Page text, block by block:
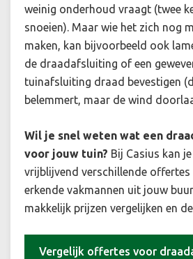
weinig onderhoud vraagt (twee
snoeien). Maar wie het zich nog
maken, kan bijvoorbeeld ook
de draadafsluiting of een
tuinafsluiting draad bevestigen
belemmert, maar de wind
Wil je snel weten wat een
voor jouw tuin? Bij Casius kan
vrijblijvend verschillende offertes
erkende vakmannen uit jouw
makkelijk prijzen vergelijken en
Vergelijk offertes voor